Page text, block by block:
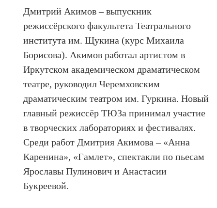
Дмитрий Акимов – выпускник
режиссёрского факультета Театрального
института им. Щукина (курс Михаила
Борисова). Акимов работал артистом в
Иркутском академическом драматическом
театре, руководил Черемховским
драматическим театром им. Гуркина. Новый
главный режиссёр ТЮЗа принимал участие
в творческих лабораториях и фестивалях.
Среди работ Дмитрия Акимова – «Анна
Каренина», «Гамлет», спектакли по пьесам
Ярославы Пулинович и Анастасии
Букреевой.